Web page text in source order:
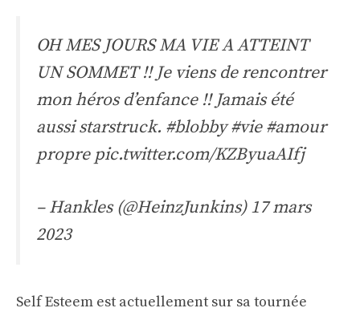
OH MES JOURS MA VIE A ATTEINT
UN SOMMET !! Je viens de rencontrer
mon héros d’enfance !! Jamais été
aussi starstruck. #blobby #vie #amour
propre pic.twitter.com/KZByuaAIfj
– Hankles (@HeinzJunkins)17 mars
2023
Self Esteem est actuellement sur sa tournée